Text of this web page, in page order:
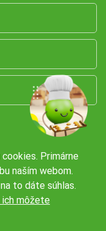
Primárne
naším webom.
to dáte súhlas.
môžete